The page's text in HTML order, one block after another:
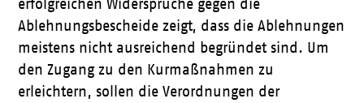
erfolgreichen Widersprüche gegen die
Ablehnungsbescheide zeigt, dass die Ablehnungen
meistens nicht ausreichend begründet sind. Um
den Zugang zu den Kurmaßnahmen zu
erleichtern, sollen die Verordnungen der